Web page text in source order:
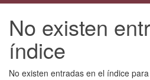
No existen
índice
No existen entradas en el índice